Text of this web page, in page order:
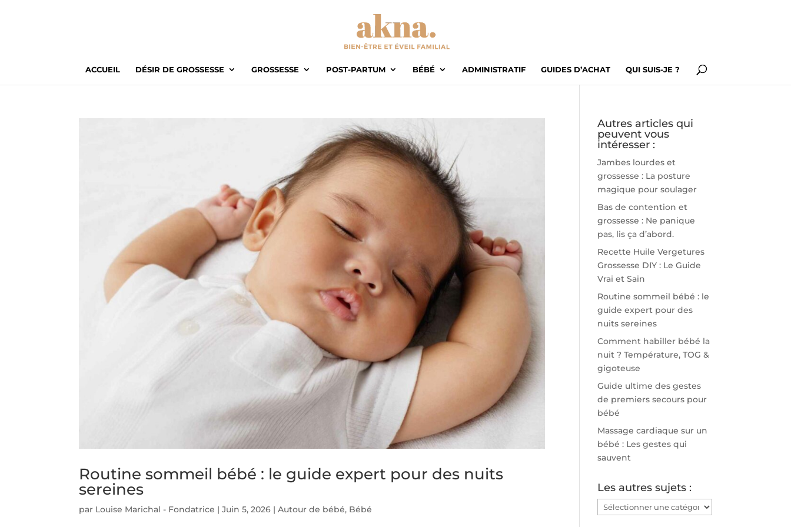
ACCUEIL DÉSIR DE GROSSESSE GROSSESSE POST-PARTUM BÉBÉ ADMINISTRATIF GUIDES D’ACHAT QUI SUIS-JE ?
Routine sommeil bébé : le guide expert pour des nuits
sereines
par Louise Marichal - Fondatrice |Juin 5, 2026 |Autour de bébé, Bébé
Autres articles qui
peuvent vous
intéresser :
Jambes lourdes et
grossesse : La posture
magique pour soulager
Bas de contention et
grossesse : Ne panique
pas, lis ça d’abord.
Recette Huile Vergetures
Grossesse DIY : Le Guide
Vrai et Sain
Routine sommeil bébé : le
guide expert pour des
nuits sereines
Comment habiller bébé la
nuit ? Température, TOG &
gigoteuse
Guide ultime des gestes
de premiers secours pour
bébé
Massage cardiaque sur un
bébé : Les gestes qui
sauvent
Les autres sujets :
Les
autres